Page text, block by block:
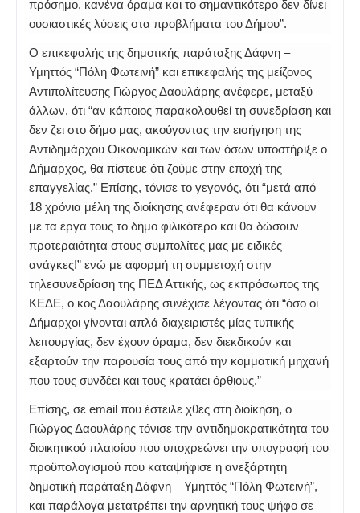
πρόσημο, κανένα όραμα και το σημαντικότερο δεν δίνει
ουσιαστικές λύσεις στα προβλήματα του Δήμου”.
Ο επικεφαλής της δημοτικής παράταξης Δάφνη –
Υμηττός “Πόλη Φωτεινή” και επικεφαλής της μείζονος
Αντιπολίτευσης Γιώργος Δαουλάρης ανέφερε, μεταξύ
άλλων, ότι “αν κάποιος παρακολουθεί τη συνεδρίαση και
δεν ζει στο δήμο μας, ακούγοντας την εισήγηση της
Αντιδημάρχου Οικονομικών και των όσων υποστήριξε ο
Δήμαρχος, θα πίστευε ότι ζούμε στην εποχή της
επαγγελίας.” Επίσης, τόνισε το γεγονός, ότι “μετά από
18 χρόνια μέλη της διοίκησης ανέφεραν ότι θα κάνουν
με τα έργα τους το δήμο φιλικότερο και θα δώσουν
προτεραιότητα στους συμπολίτες μας με ειδικές
ανάγκες!” ενώ με αφορμή τη συμμετοχή στην
τηλεσυνεδρίαση της ΠΕΔ Αττικής, ως εκπρόσωπος της
ΚΕΔΕ, ο κος Δαουλάρης συνέχισε λέγοντας ότι “όσο οι
Δήμαρχοι γίνονται απλά διαχειριστές μίας τυπικής
λειτουργίας, δεν έχουν όραμα, δεν διεκδικούν και
εξαρτούν την παρουσία τους από την κομματική μηχανή
που τους συνδέει και τους κρατάει όρθιους.”
Επίσης, σε email που έστειλε χθες στη διοίκηση, ο
Γιώργος Δαουλάρης τόνισε την αντιδημοκρατικότητα του
διοικητικού πλαισίου που υποχρεώνει την υπογραφή του
προϋπολογισμού που καταψήφισε η ανεξάρτητη
δημοτική παράταξη Δάφνη – Υμηττός “Πόλη Φωτεινή”,
και παράλογα μετατρέπει την αρνητική τους ψήφο σε